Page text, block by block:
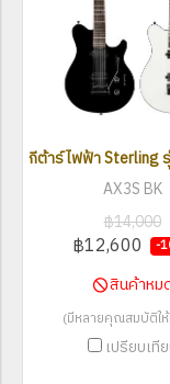
กีต้าร์ไฟฟ้า Sterling
AX3S BK
฿14,000
฿12,600 -
สินค้าหม
(มีหลายคุณสมบัติใ
เปรียบเที